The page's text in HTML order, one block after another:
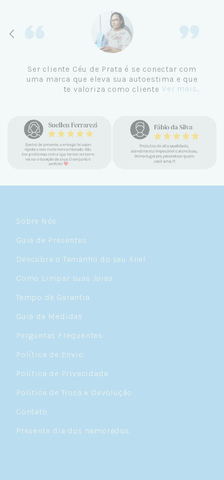
Ser cliente Céu de Prata é se conectar com
uma marca que eleva sua autoestima e que
te valoriza como cliente. Ver mais...
Sobre Nós
Guia de Presentes
Descubra o Tamanho do seu Anel
Como Limpar suas Joias
Tempo de Garantia
Guia de Medidas
Perguntas Frequentes
Política de Envio
Política de Privacidade
Política de Troca e Devolução
Contato
Presente dia dos namorados